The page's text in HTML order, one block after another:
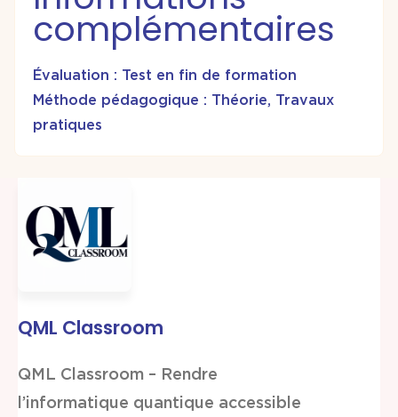
complémentaires
Évaluation : Test en fin de formation
Méthode pédagogique : Théorie, Travaux
pratiques
QML Classroom
QML Classroom – Rendre
l’informatique quantique accessible